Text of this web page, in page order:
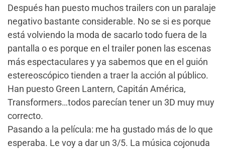
Después han puesto muchos trailers con un paralaje
negativo bastante considerable. No se si es porque
está volviendo la moda de sacarlo todo fuera de la
pantalla o es porque en el trailer ponen las escenas
más espectaculares y ya sabemos que en el guión
estereoscópico tienden a traer la acción al público.
Han puesto Green Lantern, Capitán América,
Transformers…todos parecían tener un 3D muy muy
correcto.
Pasando a la película: me ha gustado más de lo que
esperaba. Le voy a dar un 3/5. La música cojonuda